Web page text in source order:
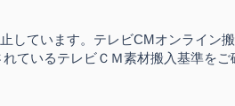
しています。テレビCMオンライン
ているテレビＣＭ素材搬入基準をご